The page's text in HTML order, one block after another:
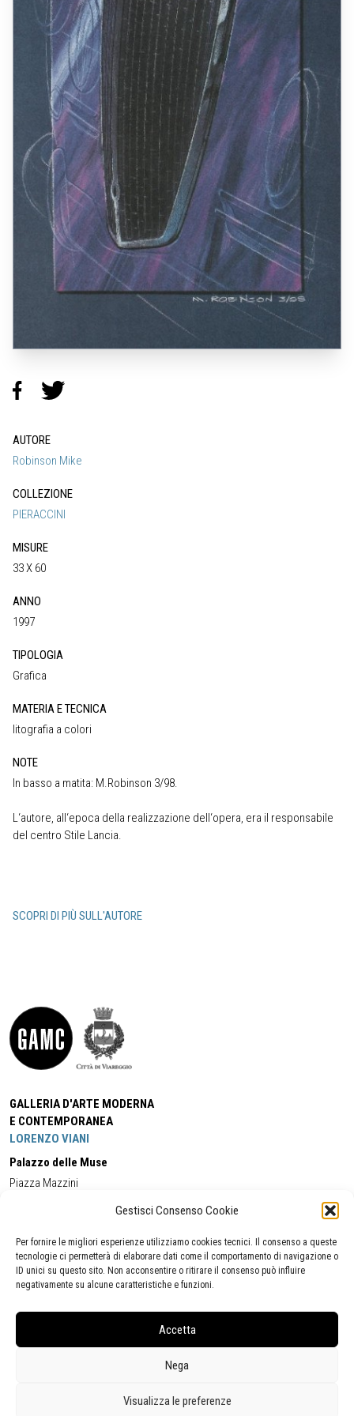
Gestisci Consenso Cookie
Per fornire le migliori esperienze utilizziamo cookies tecnici. Il consenso a queste
tecnologie ci permetterà di elaborare dati come il comportamento di navigazione o
ID unici su questo sito. Non acconsentire o ritirare il consenso può influire
negativamente su alcune caratteristiche e funzioni.
Accetta
Nega
Visualizza le preferenze
AUTORE
Robinson Mike
COLLEZIONE
PIERACCINI
MISURE
33 X 60
ANNO
1997
TIPOLOGIA
Grafica
MATERIA E TECNICA
litografia a colori
NOTE
In basso a matita: M.Robinson 3/98.
L‘autore, all‘epoca della realizzazione dell‘opera, era il responsabile
del centro Stile Lancia.
SCOPRI DI PIÙ SULL'AUTORE
GALLERIA D'ARTE MODERNA
E CONTEMPORANEA
LORENZO VIANI
Palazzo delle Muse
Piazza Mazzini
Cell:+39 338 5714978 (orario apertura Galleria)
Tel:
+39 0584 944580
(orario 09.00/13.00)
Email:gamc@comune.viareggio.lu.it
Segnalazione di inaccessibilità